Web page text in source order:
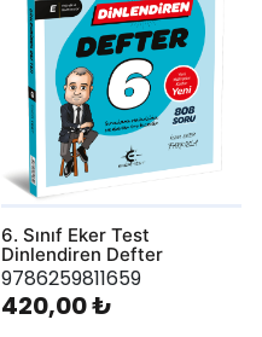
6. Sınıf Eker Test
Dinlendiren Defter
9786259811659
420,00 ₺